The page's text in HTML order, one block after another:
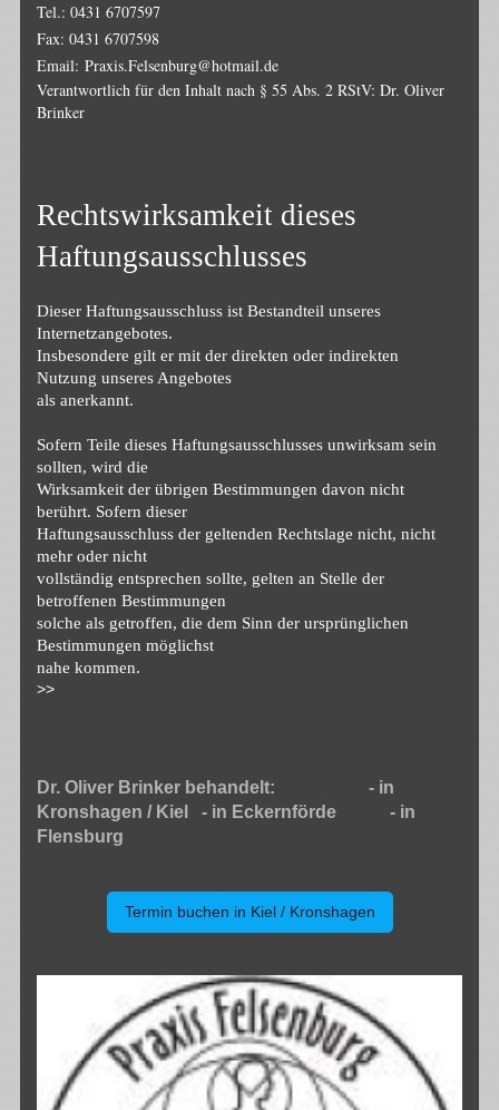
Tel.: 0431 6707597
Fax: 0431 6707598
Email: Praxis.Felsenburg@hotmail.de
Verantwortlich für den Inhalt nach § 55 Abs. 2 RStV: Dr. Oliver
Brinker
Rechtswirksamkeit dieses
Haftungsausschlusses
Dieser Haftungsausschluss ist Bestandteil unseres
Internetzangebotes.
Insbesondere gilt er mit der direkten oder indirekten
Nutzung unseres Angebotes
als anerkannt.
Sofern Teile dieses Haftungsausschlusses unwirksam sein
sollten, wird die
Wirksamkeit der übrigen Bestimmungen davon nicht
berührt. Sofern dieser
Haftungsausschluss der geltenden Rechtslage nicht, nicht
mehr oder nicht
vollständig entsprechen sollte, gelten an Stelle der
betroffenen Bestimmungen
solche als getroffen, die dem Sinn der ursprünglichen
Bestimmungen möglichst
nahe kommen.
>>
Dr. Oliver Brinker behandelt: - in
Kronshagen / Kiel - in Eckernförde - in
Flensburg
Termin buchen in Kiel / Kronshagen